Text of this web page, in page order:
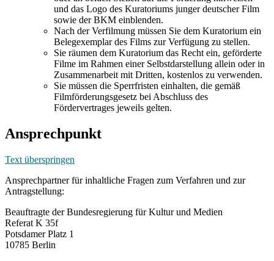
und das Logo des Kuratoriums junger deutscher Film
sowie der BKM einblenden.
Nach der Verfilmung müssen Sie dem Kuratorium ein
Belegexemplar des Films zur Verfügung zu stellen.
Sie räumen dem Kuratorium das Recht ein, geförderte
Filme im Rahmen einer Selbstdarstellung allein oder in
Zusammenarbeit mit Dritten, kostenlos zu verwenden.
Sie müssen die Sperrfristen einhalten, die gemäß
Filmförderungsgesetz bei Abschluss des
Fördervertrages jeweils gelten.
Ansprechpunkt
Text überspringen
Ansprechpartner für inhaltliche Fragen zum Verfahren und zur
Antragstellung:
Beauftragte der Bundesregierung für Kultur und Medien
Referat K 35f
Potsdamer Platz 1
10785 Berlin